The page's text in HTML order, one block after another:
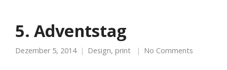
5. Adventstag
Dezember 5, 2014 Design, print No Comments